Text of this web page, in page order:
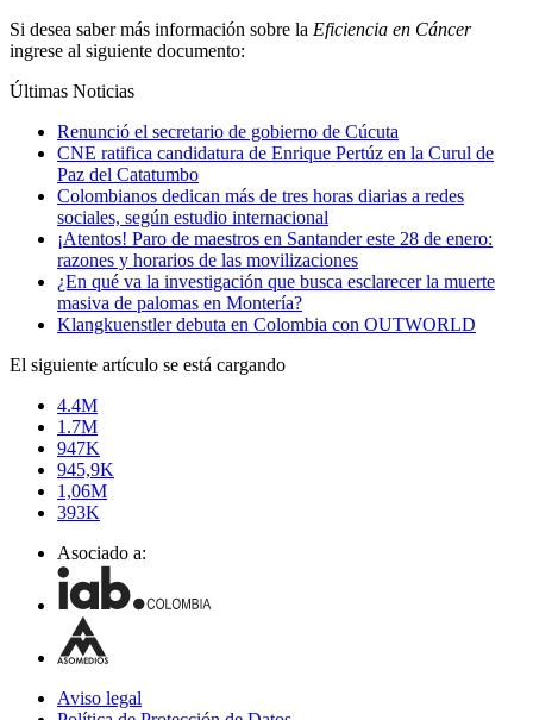
Si desea saber más información sobre la Eficiencia en Cáncer
ingrese al siguiente documento:
Últimas Noticias
Renunció el secretario de gobierno de Cúcuta
CNE ratifica candidatura de Enrique Pertúz en la Curul de
Paz del Catatumbo
Colombianos dedican más de tres horas diarias a redes
sociales, según estudio internacional
¡Atentos! Paro de maestros en Santander este 28 de enero:
razones y horarios de las movilizaciones
¿En qué va la investigación que busca esclarecer la muerte
masiva de palomas en Montería?
Klangkuenstler debuta en Colombia con OUTWORLD
El siguiente artículo se está cargando
4.4M
1.7M
947K
945,9K
1,06M
393K
Asociado a:
Aviso legal